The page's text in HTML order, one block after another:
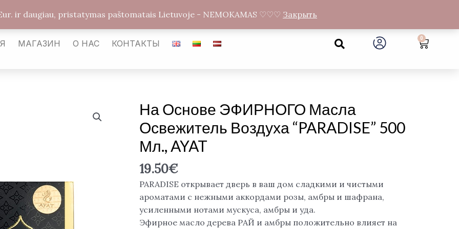
МАГАЗИН О НАС КОНТАКТЫ Search 0 Cart
На Основе ЭФИРНОГО Масла
Освежитель Воздуха “PARADISE” 500
Мл., AYAT
19.50€
PARADISE открывает дверь в ваш дом сладкими и чистыми
ароматами с нежными аккордами розы, амбры и шафрана,
усиленными нотами мускуса, амбры и уда.
Эфирное масло дерева РАЙ и амбры положительно влияет на
Количество
товара
На
основе
ЭФИРНОГО
масла
Освежитель
воздуха
"PARADISE"
500
ir daugiau, pristatymas paštomatais Lietuvoje - NEMOKAMAS ♡♡♡ Закрыть